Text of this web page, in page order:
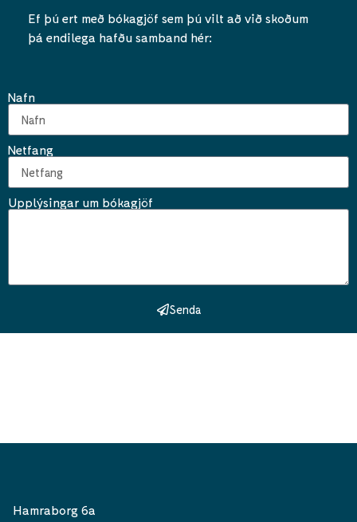
Ef þú ert með bókagjöf sem þú vilt að við skoðum
þá endilega hafðu samband hér:
Nafn
Netfang
Upplýsingar um bókagjöf
Senda
Hamraborg 6a